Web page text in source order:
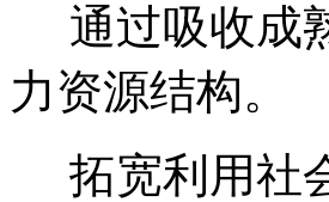
通过吸收成
力资源结构。
拓宽利用社